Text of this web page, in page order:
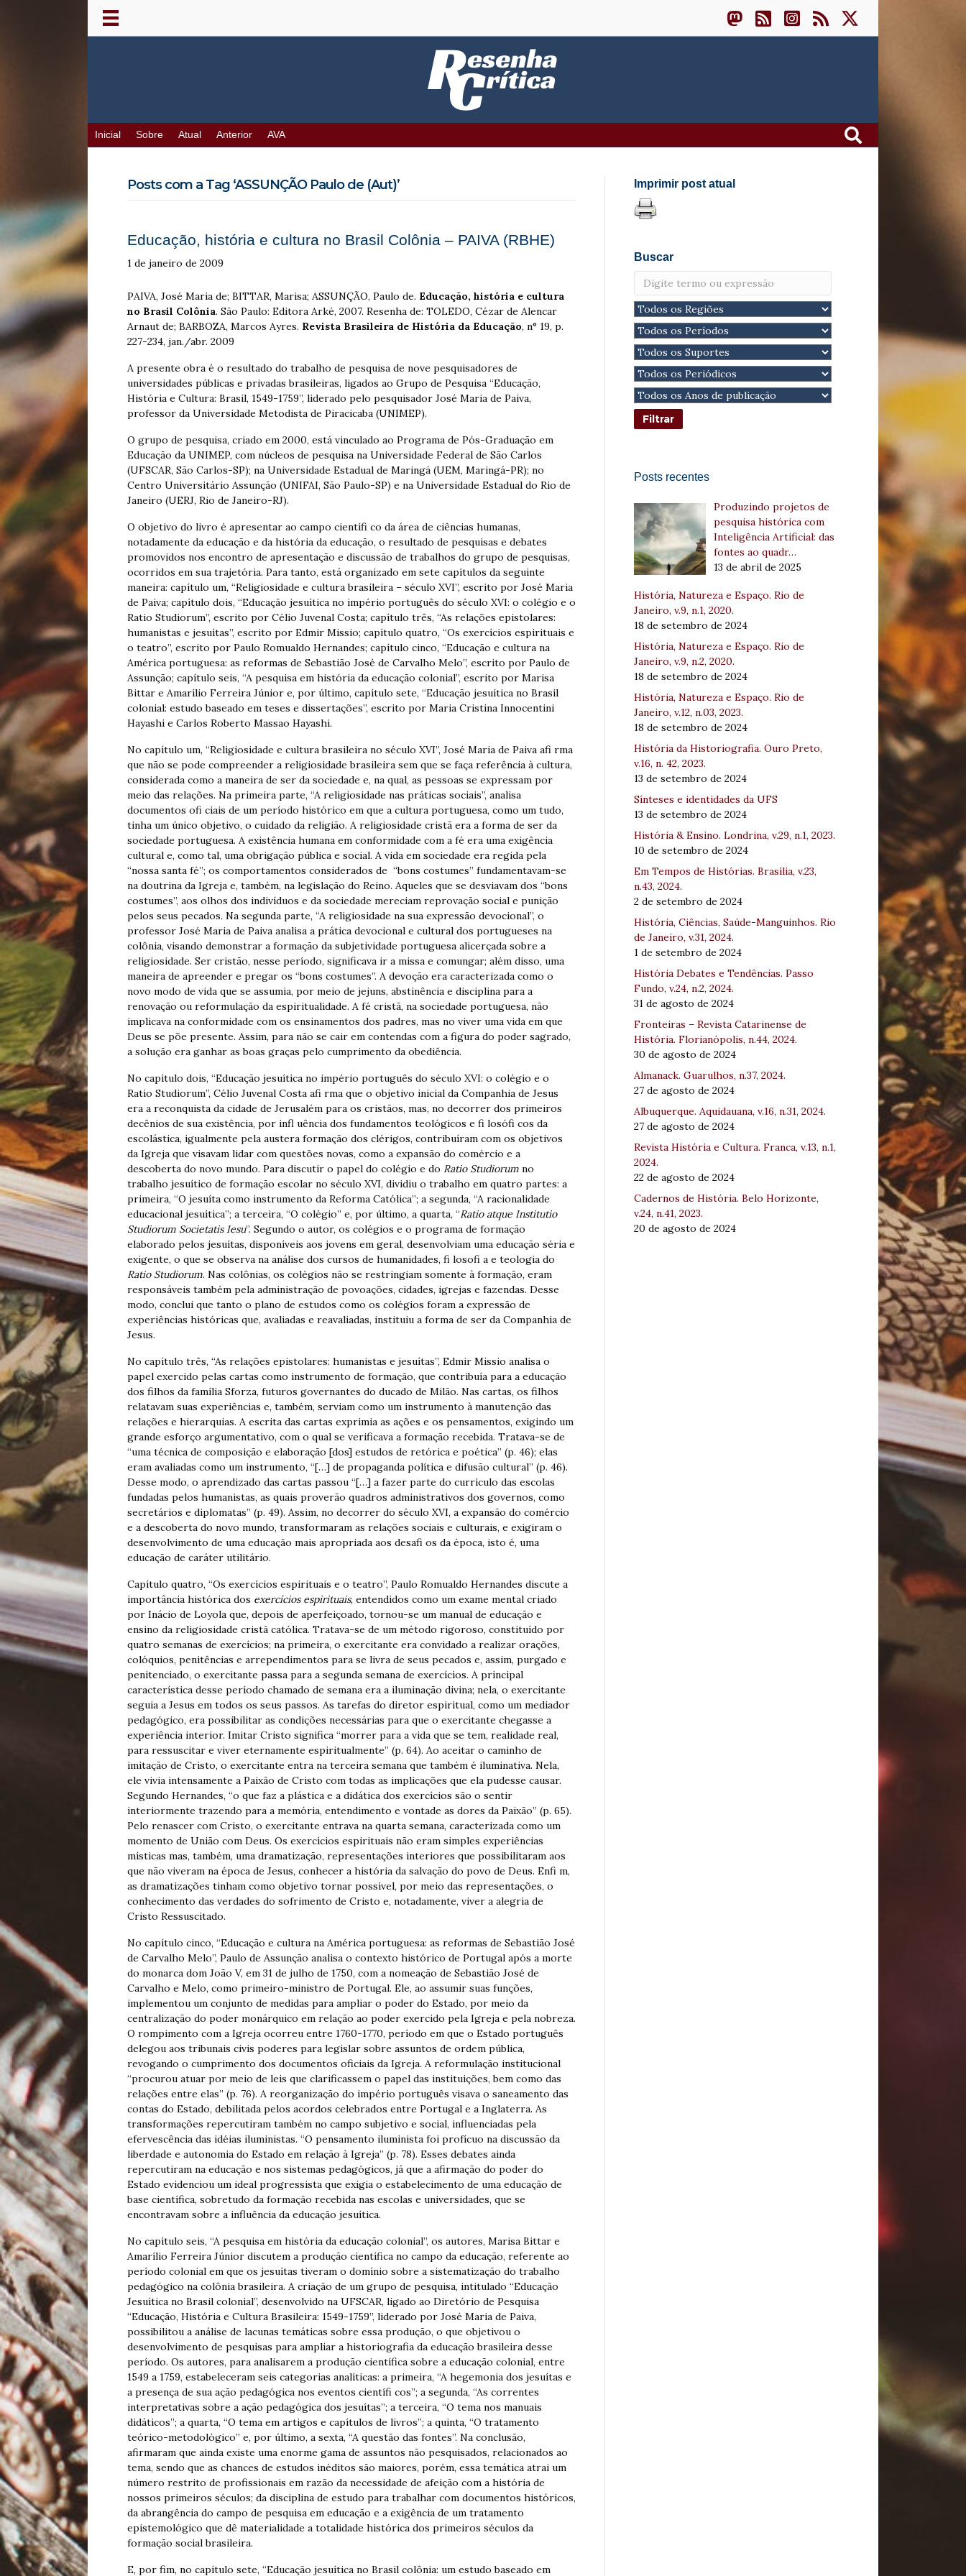
Inicial Sobre Atual Anterior AVA
Posts com a Tag ‘ASSUNÇÃO Paulo de (Aut)’
Educação, história e cultura no Brasil Colônia – PAIVA (RBHE)
1 de janeiro de 2009
PAIVA, José Maria de; BITTAR, Marisa; ASSUNÇÃO, Paulo de. Educação, história e cultura
no Brasil Colônia. São Paulo: Editora Arké, 2007. Resenha de: TOLEDO, Cézar de Alencar
Arnaut de; BARBOZA, Marcos Ayres. Revista Brasileira de História da Educação, n° 19, p.
227-234, jan./abr. 2009
A presente obra é o resultado do trabalho de pesquisa de nove pesquisadores de
universidades públicas e privadas brasileiras, ligados ao Grupo de Pesquisa “Educação,
História e Cultura: Brasil, 1549-1759”, liderado pelo pesquisador José Maria de Paiva,
professor da Universidade Metodista de Piracicaba (UNIMEP).
O grupo de pesquisa, criado em 2000, está vinculado ao Programa de Pós-Graduação em
Educação da UNIMEP, com núcleos de pesquisa na Universidade Federal de São Carlos
(UFSCAR, São Carlos-SP); na Universidade Estadual de Maringá (UEM, Maringá-PR); no
Centro Universitário Assunção (UNIFAI, São Paulo-SP) e na Universidade Estadual do Rio de
Janeiro (UERJ, Rio de Janeiro-RJ).
O objetivo do livro é apresentar ao campo científi co da área de ciências humanas,
notadamente da educação e da história da educação, o resultado de pesquisas e debates
promovidos nos encontro de apresentação e discussão de trabalhos do grupo de pesquisas,
ocorridos em sua trajetória. Para tanto, está organizado em sete capítulos da seguinte
maneira: capítulo um, “Religiosidade e cultura brasileira – século XVI”, escrito por José Maria
de Paiva; capítulo dois, “Educação jesuítica no império português do século XVI: o colégio e o
Ratio Studiorum”, escrito por Célio Juvenal Costa; capítulo três, “As relações epistolares:
humanistas e jesuítas”, escrito por Edmir Missio; capítulo quatro, “Os exercícios espirituais e
o teatro”, escrito por Paulo Romualdo Hernandes; capítulo cinco, “Educação e cultura na
América portuguesa: as reformas de Sebastião José de Carvalho Melo”, escrito por Paulo de
Assunção; capítulo seis, “A pesquisa em história da educação colonial”, escrito por Marisa
Bittar e Amarílio Ferreira Júnior e, por último, capítulo sete, “Educação jesuítica no Brasil
colonial: estudo baseado em teses e dissertações”, escrito por Maria Cristina Innocentini
Hayashi e Carlos Roberto Massao Hayashi.
No capítulo um, “Religiosidade e cultura brasileira no século XVI”, José Maria de Paiva afi rma
que não se pode compreender a religiosidade brasileira sem que se faça referência à cultura,
considerada como a maneira de ser da sociedade e, na qual, as pessoas se expressam por
meio das relações. Na primeira parte, “A religiosidade nas práticas sociais”, analisa
documentos ofi ciais de um período histórico em que a cultura portuguesa, como um tudo,
tinha um único objetivo, o cuidado da religião. A religiosidade cristã era a forma de ser da
sociedade portuguesa. A existência humana em conformidade com a fé era uma exigência
cultural e, como tal, uma obrigação pública e social. A vida em sociedade era regida pela
“nossa santa fé”; os comportamentos considerados de “bons costumes” fundamentavam-se
na doutrina da Igreja e, também, na legislação do Reino. Aqueles que se desviavam dos “bons
costumes”, aos olhos dos indivíduos e da sociedade mereciam reprovação social e punição
pelos seus pecados. Na segunda parte, “A religiosidade na sua expressão devocional”, o
professor José Maria de Paiva analisa a prática devocional e cultural dos portugueses na
colônia, visando demonstrar a formação da subjetividade portuguesa alicerçada sobre a
religiosidade. Ser cristão, nesse período, significava ir a missa e comungar; além disso, uma
maneira de apreender e pregar os “bons costumes”. A devoção era caracterizada como o
novo modo de vida que se assumia, por meio de jejuns, abstinência e disciplina para a
renovação ou reformulação da espiritualidade. A fé cristã, na sociedade portuguesa, não
implicava na conformidade com os ensinamentos dos padres, mas no viver uma vida em que
Deus se põe presente. Assim, para não se cair em contendas com a figura do poder sagrado,
a solução era ganhar as boas graças pelo cumprimento da obediência.
No capítulo dois, “Educação jesuítica no império português do século XVI: o colégio e o
Ratio Studiorum”, Célio Juvenal Costa afi rma que o objetivo inicial da Companhia de Jesus
era a reconquista da cidade de Jerusalém para os cristãos, mas, no decorrer dos primeiros
decênios de sua existência, por infl uência dos fundamentos teológicos e fi losófi cos da
escolástica, igualmente pela austera formação dos clérigos, contribuíram com os objetivos
da Igreja que visavam lidar com questões novas, como a expansão do comércio e a
descoberta do novo mundo. Para discutir o papel do colégio e do Ratio Studiorum no
trabalho jesuítico de formação escolar no século XVI, dividiu o trabalho em quatro partes: a
primeira, “O jesuíta como instrumento da Reforma Católica”; a segunda, “A racionalidade
educacional jesuítica”; a terceira, “O colégio” e, por último, a quarta, “Ratio atque Institutio
Studiorum Societatis Iesu”. Segundo o autor, os colégios e o programa de formação
elaborado pelos jesuítas, disponíveis aos jovens em geral, desenvolviam uma educação séria e
exigente, o que se observa na análise dos cursos de humanidades, fi losofi a e teologia do
Ratio Studiorum. Nas colônias, os colégios não se restringiam somente à formação, eram
responsáveis também pela administração de povoações, cidades, igrejas e fazendas. Desse
modo, conclui que tanto o plano de estudos como os colégios foram a expressão de
experiências históricas que, avaliadas e reavaliadas, instituiu a forma de ser da Companhia de
Jesus.
No capítulo três, “As relações epistolares: humanistas e jesuítas”, Edmir Missio analisa o
papel exercido pelas cartas como instrumento de formação, que contribuía para a educação
dos filhos da família Sforza, futuros governantes do ducado de Milão. Nas cartas, os filhos
relatavam suas experiências e, também, serviam como um instrumento à manutenção das
relações e hierarquias. A escrita das cartas exprimia as ações e os pensamentos, exigindo um
grande esforço argumentativo, com o qual se verificava a formação recebida. Tratava-se de
“uma técnica de composição e elaboração [dos] estudos de retórica e poética” (p. 46); elas
eram avaliadas como um instrumento, “[…] de propaganda política e difusão cultural” (p. 46).
Desse modo, o aprendizado das cartas passou “[…] a fazer parte do currículo das escolas
fundadas pelos humanistas, as quais proverão quadros administrativos dos governos, como
secretários e diplomatas” (p. 49). Assim, no decorrer do século XVI, a expansão do comércio
e a descoberta do novo mundo, transformaram as relações sociais e culturais, e exigiram o
desenvolvimento de uma educação mais apropriada aos desafi os da época, isto é, uma
educação de caráter utilitário.
Capítulo quatro, “Os exercícios espirituais e o teatro”, Paulo Romualdo Hernandes discute a
importância histórica dos exercícios espirituais, entendidos como um exame mental criado
por Inácio de Loyola que, depois de aperfeiçoado, tornou-se um manual de educação e
ensino da religiosidade cristã católica. Tratava-se de um método rigoroso, constituído por
quatro semanas de exercícios; na primeira, o exercitante era convidado a realizar orações,
colóquios, penitências e arrependimentos para se livra de seus pecados e, assim, purgado e
penitenciado, o exercitante passa para a segunda semana de exercícios. A principal
característica desse período chamado de semana era a iluminação divina; nela, o exercitante
seguia a Jesus em todos os seus passos. As tarefas do diretor espiritual, como um mediador
pedagógico, era possibilitar as condições necessárias para que o exercitante chegasse a
experiência interior. Imitar Cristo significa “morrer para a vida que se tem, realidade real,
para ressuscitar e viver eternamente espiritualmente” (p. 64). Ao aceitar o caminho de
imitação de Cristo, o exercitante entra na terceira semana que também é iluminativa. Nela,
ele vivia intensamente a Paixão de Cristo com todas as implicações que ela pudesse causar.
Segundo Hernandes, “o que faz a plástica e a didática dos exercícios são o sentir
interiormente trazendo para a memória, entendimento e vontade as dores da Paixão” (p. 65).
Pelo renascer com Cristo, o exercitante entrava na quarta semana, caracterizada como um
momento de União com Deus. Os exercícios espirituais não eram simples experiências
místicas mas, também, uma dramatização, representações interiores que possibilitaram aos
que não viveram na época de Jesus, conhecer a história da salvação do povo de Deus. Enfi m,
as dramatizações tinham como objetivo tornar possível, por meio das representações, o
conhecimento das verdades do sofrimento de Cristo e, notadamente, viver a alegria de
Cristo Ressuscitado.
No capítulo cinco, “Educação e cultura na América portuguesa: as reformas de Sebastião José
de Carvalho Melo”, Paulo de Assunção analisa o contexto histórico de Portugal após a morte
do monarca dom João V, em 31 de julho de 1750, com a nomeação de Sebastião José de
Carvalho e Melo, como primeiro-ministro de Portugal. Ele, ao assumir suas funções,
implementou um conjunto de medidas para ampliar o poder do Estado, por meio da
centralização do poder monárquico em relação ao poder exercido pela Igreja e pela nobreza.
O rompimento com a Igreja ocorreu entre 1760-1770, período em que o Estado português
delegou aos tribunais civis poderes para legislar sobre assuntos de ordem pública,
revogando o cumprimento dos documentos oficiais da Igreja. A reformulação institucional
“procurou atuar por meio de leis que clarificassem o papel das instituições, bem como das
relações entre elas” (p. 76). A reorganização do império português visava o saneamento das
contas do Estado, debilitada pelos acordos celebrados entre Portugal e a Inglaterra. As
transformações repercutiram também no campo subjetivo e social, influenciadas pela
efervescência das idéias iluministas. “O pensamento iluminista foi profícuo na discussão da
liberdade e autonomia do Estado em relação à Igreja” (p. 78). Esses debates ainda
repercutiram na educação e nos sistemas pedagógicos, já que a afirmação do poder do
Estado evidenciou um ideal progressista que exigia o estabelecimento de uma educação de
base científica, sobretudo da formação recebida nas escolas e universidades, que se
encontravam sobre a influência da educação jesuítica.
No capítulo seis, “A pesquisa em história da educação colonial”, os autores, Marisa Bittar e
Amarílio Ferreira Júnior discutem a produção científica no campo da educação, referente ao
período colonial em que os jesuítas tiveram o domínio sobre a sistematização do trabalho
pedagógico na colônia brasileira. A criação de um grupo de pesquisa, intitulado “Educação
Jesuítica no Brasil colonial”, desenvolvido na UFSCAR, ligado ao Diretório de Pesquisa
“Educação, História e Cultura Brasileira: 1549-1759”, liderado por José Maria de Paiva,
possibilitou a análise de lacunas temáticas sobre essa produção, o que objetivou o
desenvolvimento de pesquisas para ampliar a historiografia da educação brasileira desse
período. Os autores, para analisarem a produção científica sobre a educação colonial, entre
1549 a 1759, estabeleceram seis categorias analíticas: a primeira, “A hegemonia dos jesuítas e
a presença de sua ação pedagógica nos eventos científi cos”; a segunda, “As correntes
interpretativas sobre a ação pedagógica dos jesuítas”; a terceira, “O tema nos manuais
didáticos”; a quarta, “O tema em artigos e capítulos de livros”; a quinta, “O tratamento
teórico-metodológico” e, por último, a sexta, “A questão das fontes”. Na conclusão,
afirmaram que ainda existe uma enorme gama de assuntos não pesquisados, relacionados ao
tema, sendo que as chances de estudos inéditos são maiores, porém, essa temática atrai um
número restrito de profissionais em razão da necessidade de afeição com a história de
nossos primeiros séculos; da disciplina de estudo para trabalhar com documentos históricos,
da abrangência do campo de pesquisa em educação e a exigência de um tratamento
epistemológico que dê materialidade a totalidade histórica dos primeiros séculos da
formação social brasileira.
E, por fim, no capítulo sete, “Educação jesuítica no Brasil colônia: um estudo baseado em
Imprimir post atual
Buscar
Posts recentes
Produzindo projetos de
pesquisa histórica com
Inteligência Artificial: das
fontes ao quadr…
13 de abril de 2025
História, Natureza e Espaço. Rio de
Janeiro, v.9, n.1, 2020.
18 de setembro de 2024
História, Natureza e Espaço. Rio de
Janeiro, v.9, n.2, 2020.
18 de setembro de 2024
História, Natureza e Espaço. Rio de
Janeiro, v.12, n.03, 2023.
18 de setembro de 2024
História da Historiografia. Ouro Preto,
v.16, n. 42, 2023.
13 de setembro de 2024
Sínteses e identidades da UFS
13 de setembro de 2024
História & Ensino. Londrina, v.29, n.1, 2023.
10 de setembro de 2024
Em Tempos de Histórias. Brasília, v.23,
n.43, 2024.
2 de setembro de 2024
História, Ciências, Saúde-Manguinhos. Rio
de Janeiro, v.31, 2024.
1 de setembro de 2024
História Debates e Tendências. Passo
Fundo, v.24, n.2, 2024.
31 de agosto de 2024
Fronteiras – Revista Catarinense de
História. Florianópolis, n.44, 2024.
30 de agosto de 2024
Almanack. Guarulhos, n.37, 2024.
27 de agosto de 2024
Albuquerque. Aquidauana, v.16, n.31, 2024.
27 de agosto de 2024
Revista História e Cultura. Franca, v.13, n.1,
2024.
22 de agosto de 2024
Cadernos de História. Belo Horizonte,
v.24, n.41, 2023.
20 de agosto de 2024